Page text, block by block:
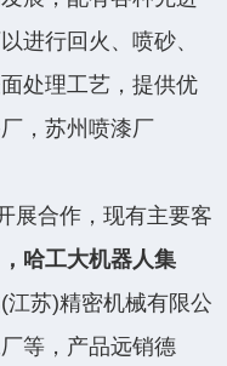
进行回火、喷砂、
处理工艺，提供优
，苏州喷漆厂
展合作，现有主要客
哈工大机器人集
江苏)精密机械有限公
等，产品远销德